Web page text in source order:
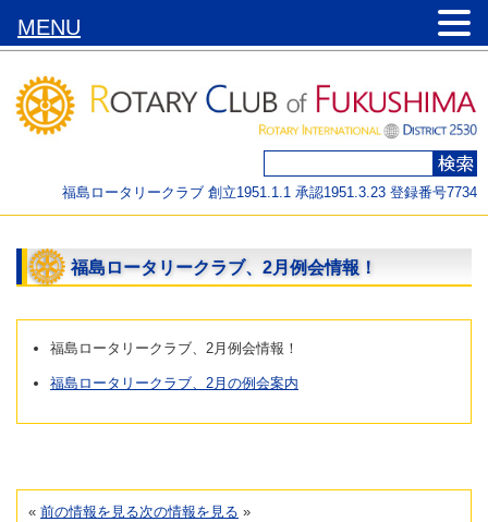
福島ロータリークラブ 創立1951.1.1 承認1951.3.23 登録番号7734
福島ロータリークラブ、2月例会情報！
福島ロータリークラブ、2月例会情報！
福島ロータリークラブ、2月の例会案内
« 前の情報を見る次の情報を見る »
MENU